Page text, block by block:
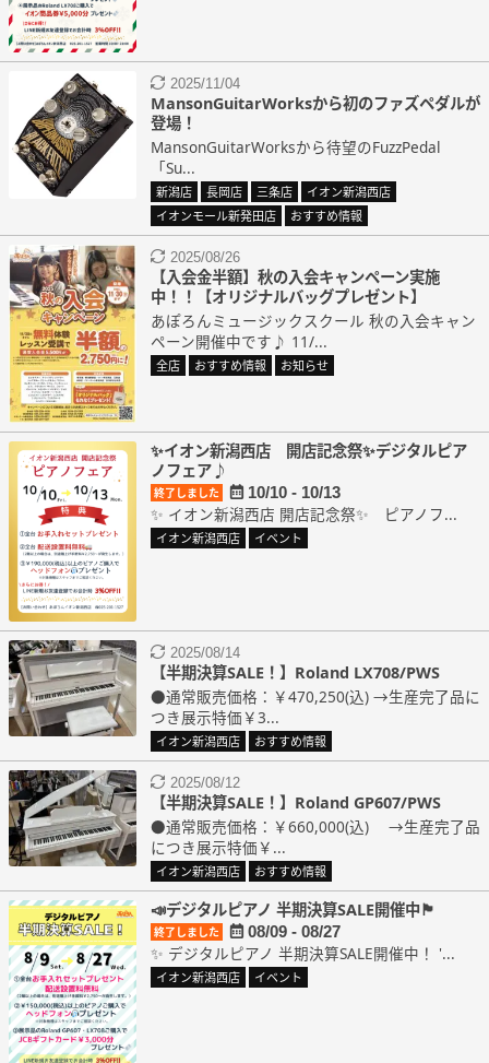
2025/11/04
MansonGuitarWorksから初のファズペダルが
登場！
MansonGuitarWorksから待望のFuzzPedal
「Su...
新潟店 長岡店 三条店
イオン新潟西店
イオンモール新発田店
おすすめ情報
2025/08/26
【入会金半額】秋の入会キャンペーン実施
中！！【オリジナルバッグプレゼント】
あぽろんミュージックスクール 秋の入会キャン
ペーン開催中です♪ 11/...
全店 おすすめ情報 お知らせ
✨イオン新潟西店 開店記念祭✨デジタルピア
ノフェア♪
終了しました 10/10 - 10/13
✨ イオン新潟西店 開店記念祭✨ ピアノフ...
イオン新潟西店 イベント
2025/08/14
【半期決算SALE！】Roland LX708/PWS
●通常販売価格：￥470,250(込) →生産完了品に
つき展示特価￥3...
イオン新潟西店 おすすめ情報
2025/08/12
【半期決算SALE！】Roland GP607/PWS
●通常販売価格：￥660,000(込) →生産完了品
につき展示特価￥...
イオン新潟西店 おすすめ情報
📣デジタルピアノ 半期決算SALE開催中🏴
終了しました 08/09 - 08/27
✨ デジタルピアノ 半期決算SALE開催中！ '...
イオン新潟西店 イベント